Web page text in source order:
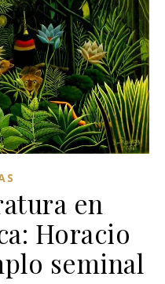
en
Horacio
seminal